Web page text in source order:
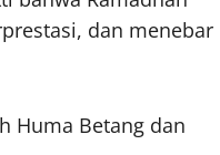
dan menebar
Huma Betang dan